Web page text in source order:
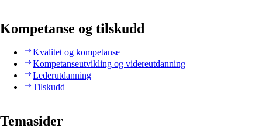
Kompetanse og tilskudd
Kvalitet og kompetanse
Kompetanseutvikling og videreutdanning
Lederutdanning
Tilskudd
Temasider